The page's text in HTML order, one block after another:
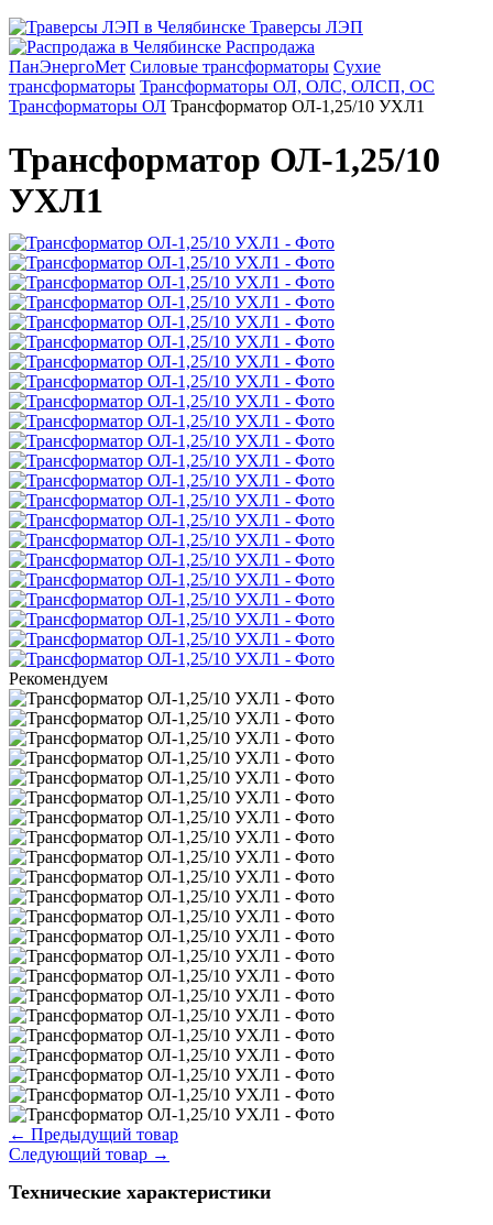
Траверсы ЛЭП
Распродажа
ПанЭнергоМет Силовые трансформаторы Сухие
трансформаторы Трансформаторы ОЛ, ОЛС, ОЛСП, ОС
Трансформаторы ОЛ Трансформатор ОЛ-1,25/10 УХЛ1
Трансформатор ОЛ-1,25/10
УХЛ1
Рекомендуем
← Предыдущий товар
Следующий товар →
Технические характеристики